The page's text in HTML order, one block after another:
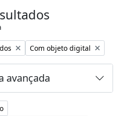
Remover filtro:
Com objeto digital
avançada